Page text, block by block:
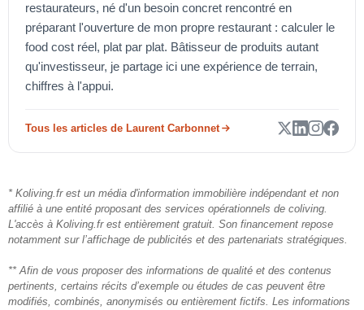
restaurateurs, né d'un besoin concret rencontré en
préparant l'ouverture de mon propre restaurant : calculer le
food cost réel, plat par plat. Bâtisseur de produits autant
qu'investisseur, je partage ici une expérience de terrain,
chiffres à l'appui.
Tous les articles de Laurent Carbonnet
* Koliving.fr est un média d'information immobilière indépendant et non
affilié à une entité proposant des services opérationnels de coliving.
L'accès à Koliving.fr est entièrement gratuit. Son financement repose
notamment sur l’affichage de publicités et des partenariats stratégiques.
** Afin de vous proposer des informations de qualité et des contenus
pertinents, certains récits d’exemple ou études de cas peuvent être
modifiés, combinés, anonymisés ou entièrement fictifs. Les informations